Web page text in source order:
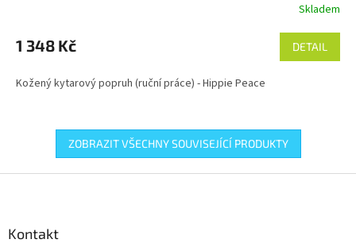
produktu
je
z
Skladem
1 348 Kč DETAIL
Kožený kytarový popruh (ruční práce) - Hippie Peace
ZOBRAZIT VŠECHNY SOUVISEJÍCÍ PRODUKTY
Kontakt